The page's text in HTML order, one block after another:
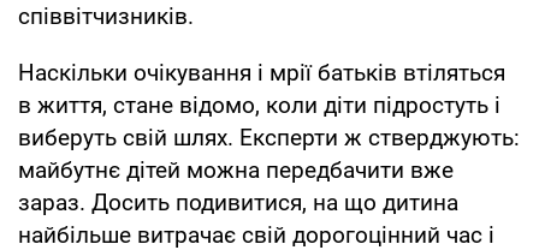
співвітчизників.
Наскільки очікування і мрії батьків втіляться
в життя, стане відомо, коли діти підростуть і
виберуть свій шлях. Експерти ж стверджують:
майбутнє дітей можна передбачити вже
зараз. Досить подивитися, на що дитина
найбільше витрачає свій дорогоцінний час і